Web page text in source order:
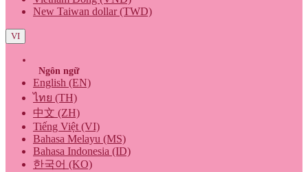
New Taiwan dollar (TWD)
VI
Ngôn ngữ
English (EN)
ไทย (TH)
中文 (ZH)
Tiếng Việt (VI)
Bahasa Melayu (MS)
Bahasa Indonesia (ID)
한국어 (KO)